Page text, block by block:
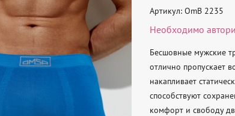
Артикул: OmB 2235
Необходимо
Бесшовные мужские
отлично пропускает
накапливает
способствуют
комфорт и свободу